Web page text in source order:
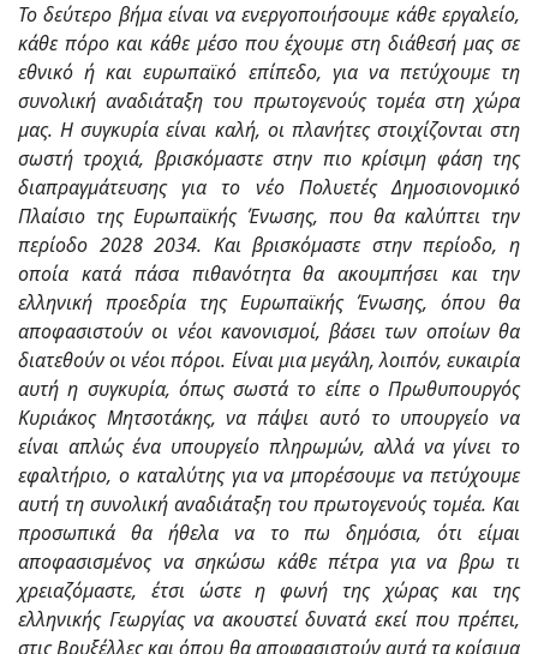
Το δεύτερο βήμα είναι να ενεργοποιήσουμε κάθε εργαλείο,
κάθε πόρο και κάθε μέσο που έχουμε στη διάθεσή μας σε
εθνικό ή και ευρωπαϊκό επίπεδο, για να πετύχουμε τη
συνολική αναδιάταξη του πρωτογενούς τομέα στη χώρα
μας. Η συγκυρία είναι καλή, οι πλανήτες στοιχίζονται στη
σωστή τροχιά, βρισκόμαστε στην πιο κρίσιμη φάση της
διαπραγμάτευσης για το νέο Πολυετές Δημοσιονομικό
Πλαίσιο της Ευρωπαϊκής Ένωσης, που θα καλύπτει την
περίοδο 2028 2034. Και βρισκόμαστε στην περίοδο, η
οποία κατά πάσα πιθανότητα θα ακουμπήσει και την
ελληνική προεδρία της Ευρωπαϊκής Ένωσης, όπου θα
αποφασιστούν οι νέοι κανονισμοί, βάσει των οποίων θα
διατεθούν οι νέοι πόροι. Είναι μια μεγάλη, λοιπόν, ευκαιρία
αυτή η συγκυρία, όπως σωστά το είπε ο Πρωθυπουργός
Κυριάκος Μητσοτάκης, να πάψει αυτό το υπουργείο να
είναι απλώς ένα υπουργείο πληρωμών, αλλά να γίνει το
εφαλτήριο, ο καταλύτης για να μπορέσουμε να πετύχουμε
αυτή τη συνολική αναδιάταξη του πρωτογενούς τομέα. Και
προσωπικά θα ήθελα να το πω δημόσια, ότι είμαι
αποφασισμένος να σηκώσω κάθε πέτρα για να βρω τι
χρειαζόμαστε, έτσι ώστε η φωνή της χώρας και της
ελληνικής Γεωργίας να ακουστεί δυνατά εκεί που πρέπει,
στις Βρυξέλλες και όπου θα αποφασιστούν αυτά τα κρίσιμα